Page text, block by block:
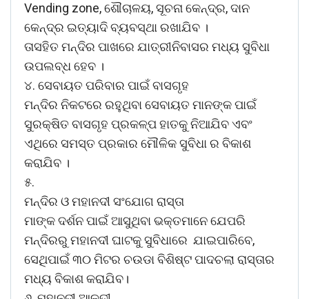
Vending zone, ଶୌଚାଳୟ, ସୂଚନା କେନ୍ଦ୍ର, ଦାନ
କେନ୍ଦ୍ର ଇତ୍ୟାଦି ବ୍ୟବସ୍ଥା ରଖାଯିବ ।
ତାସହିତ ମନ୍ଦିର ପାଖରେ ଯାତ୍ରୀନିବାସର ମଧ୍ୟ ସୁବିଧା
ଉପଲବ୍‌ଧ ହେବ ।
୪. ସେବାୟତ ପରିବାର ପାଇଁ ବାସଗୃହ
ମନ୍ଦିର ନିକଟରେ ରହୁଥିବା ସେବାୟତ ମାନଙ୍କ ପାଇଁ
ସୁରକ୍ଷିତ ବାସଗୃହ ପ୍ରକଳ୍ପ ହାତକୁ ନିଆଯିବ ଏବଂ
ଏଥିରେ ସମସ୍ତ ପ୍ରକାର ମୌଳିକ ସୁବିଧା ର ବିକାଶ
କରାଯିବ ।
୫.
ମନ୍ଦିର ଓ ମହାନଦୀ ସଂଯୋଗ ରାସ୍ତା
ମାଙ୍କ ଦର୍ଶନ ପାଇଁ ଆସୁଥିବା ଭକ୍ତମାନେ ଯେପରି
ମନ୍ଦିରରୁ ମହାନଦୀ ଘାଟକୁ ସୁବିଧାରେ ଯାଇପାରିବେ,
ସେଥିପାଇଁ ୩୦ ମିଟର ଚଉଡା ବିଶିଷ୍ଟ ପାଦଚଲା ରାସ୍ତାର
ମଧ୍ୟ ବିକାଶ କରାଯିବ।